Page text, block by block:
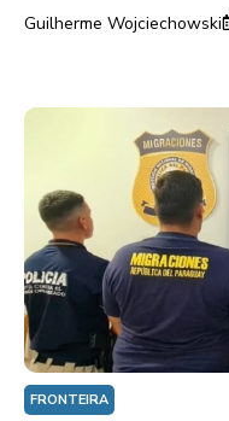
Guilherme Wojciechowski
FRONTEIRA